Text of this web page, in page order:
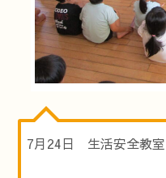
7月24日 生活安全教